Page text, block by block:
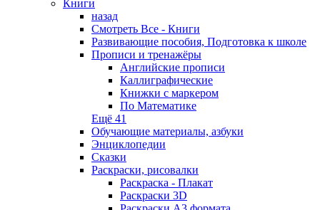
Книги
назад
Смотреть Все - Книги
Развивающие пособия, Подготовка к школе
Прописи и тренажёры
Английские прописи
Каллиграфические
Книжки с маркером
По Математике
Ещё 41
Обучающие материалы, азбуки
Энциклопедии
Сказки
Раскраски, рисовалки
Раскраска - Плакат
Раскраски 3D